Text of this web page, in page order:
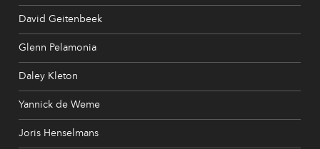
David Geitenbeek
Glenn Pelamonia
Daley Kleton
Yannick de Weme
Joris Henselmans